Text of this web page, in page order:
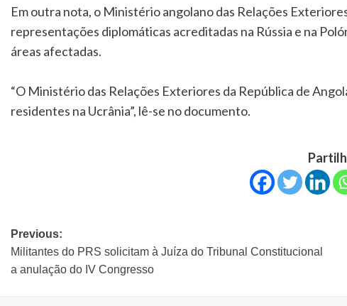
Em outra nota, o Ministério angolano das Relações
representações diplomáticas acreditadas na Rússia e na
áreas afectadas.
“O Ministério das Relações Exteriores da República de
residentes na Ucrânia”, lê-se no documento.
Previous:
Militantes do PRS solicitam à Juíza do Tribunal Constitucional
a anulação do IV Congresso